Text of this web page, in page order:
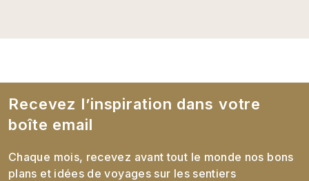
Recevez l’inspiration dans votre
boîte email
Chaque mois, recevez avant tout le monde nos bons
plans et idées de voyages sur les sentiers